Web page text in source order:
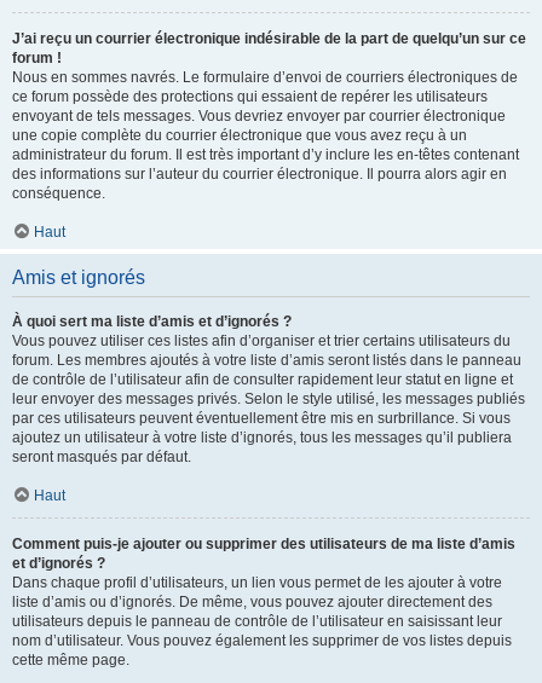
J’ai reçu un courrier électronique indésirable de la part de quelqu’un sur ce
forum !
Nous en sommes navrés. Le formulaire d’envoi de courriers électroniques de
ce forum possède des protections qui essaient de repérer les utilisateurs
envoyant de tels messages. Vous devriez envoyer par courrier électronique
une copie complète du courrier électronique que vous avez reçu à un
administrateur du forum. Il est très important d’y inclure les en-têtes contenant
des informations sur l’auteur du courrier électronique. Il pourra alors agir en
conséquence.
Haut
Amis et ignorés
À quoi sert ma liste d’amis et d’ignorés ?
Vous pouvez utiliser ces listes afin d’organiser et trier certains utilisateurs du
forum. Les membres ajoutés à votre liste d’amis seront listés dans le panneau
de contrôle de l’utilisateur afin de consulter rapidement leur statut en ligne et
leur envoyer des messages privés. Selon le style utilisé, les messages publiés
par ces utilisateurs peuvent éventuellement être mis en surbrillance. Si vous
ajoutez un utilisateur à votre liste d’ignorés, tous les messages qu’il publiera
seront masqués par défaut.
Haut
Comment puis-je ajouter ou supprimer des utilisateurs de ma liste d’amis
et d’ignorés ?
Dans chaque profil d’utilisateurs, un lien vous permet de les ajouter à votre
liste d’amis ou d’ignorés. De même, vous pouvez ajouter directement des
utilisateurs depuis le panneau de contrôle de l’utilisateur en saisissant leur
nom d’utilisateur. Vous pouvez également les supprimer de vos listes depuis
cette même page.